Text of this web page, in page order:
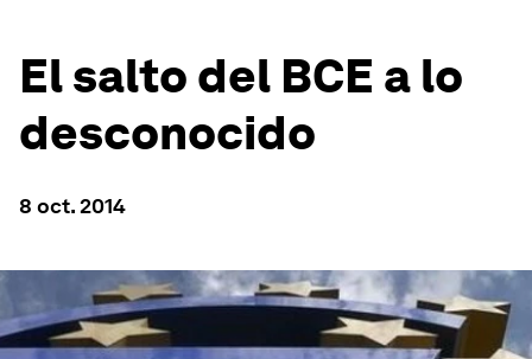
El salto del BCE a lo
desconocido
8 oct. 2014